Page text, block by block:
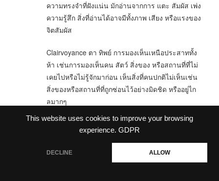
This website uses cookies to improve your browsing
experience. GDPR
DECLINE ALLOW
ความทรงจำที่ฝังแน่น มักอ่านจากการ แตะ สัมผัส เพ่ง
ความรู้สึก สิ่งที่อ่านได้อาจมีทั้งภาพ เสียง หรือแรงของ
จิตสัมผัส
Clairvoyance ตา ทิพย์ การมองเห็นเหนือประสาททั้ง
ห้า เช่นการมองเห็นคน สัตว์ สิ่งของ หรือสถานที่ที่ไม่
เคยไปหรือไม่รู้จักมาก่อน เห็นสิ่งที่คนปกติไม่เห็นเช่น
สิ่งของหรือสถานที่ที่ถูกซ่อนไว้อย่างมิดชิด หรืออยู่ไก
ลมากๆ
Clairaudience หูทิพย์ ได้ยินในสิ่งที่คนอื่นไม่ได้ยิน การ
ได้ยินเสียงหรือคำเตือนในสมอง หรือการได้ยินจาก
ภายนอก สามารถแยกเสียงต่างๆออกได้อย่างชัดเจน
ได้ยินเสียงที่ไกลหรือเบามากๆ